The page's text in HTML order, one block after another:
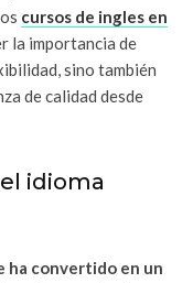
cursos de ingles en
la importancia de
sino también
de calidad desde
idioma
ha convertido en un